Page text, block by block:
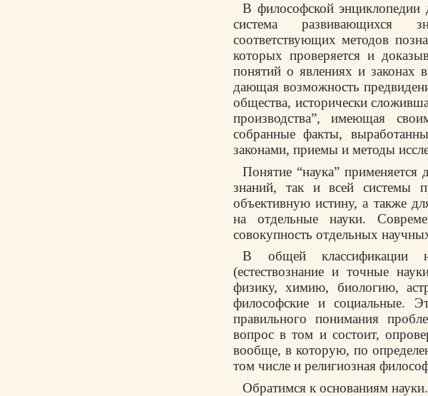
В философской энциклопедии
система развивающихся
соответствующих методов
которых проверяется и
понятий о явлениях и законах
дающая возможность
общества, исторически
производства”, имеющая
собранные факты,
законами, приемы и методы
Понятие “наука” применяется
знаний, так и всей системы
объективную истину, а также
на отдельные науки.
совокупность отдельных
В общей классификации
(естествознание и точные
физику, химию, биологию,
философские и социальные.
правильного понимания
вопрос в том и состоит,
вообще, в которую, по
том числе и религиозная
Обратимся к основаниям науки.